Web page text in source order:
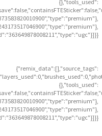
{},"tools_used":
{"remix_data":[],"source_tags":
{},"tools_used":